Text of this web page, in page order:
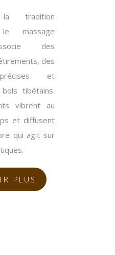
tradition
massage
des
des
et
bols tibétains.
vibrent au
et diffusent
qui agit sur
PLUS